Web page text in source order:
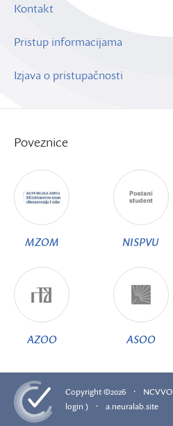
Kontakt
Pristup informacijama
Izjava o pristupačnosti
Poveznice
MZOM NISPVU
AZOO ASOO
Copyright ©2026 · NCVVO
login )
· a.neuralab.site